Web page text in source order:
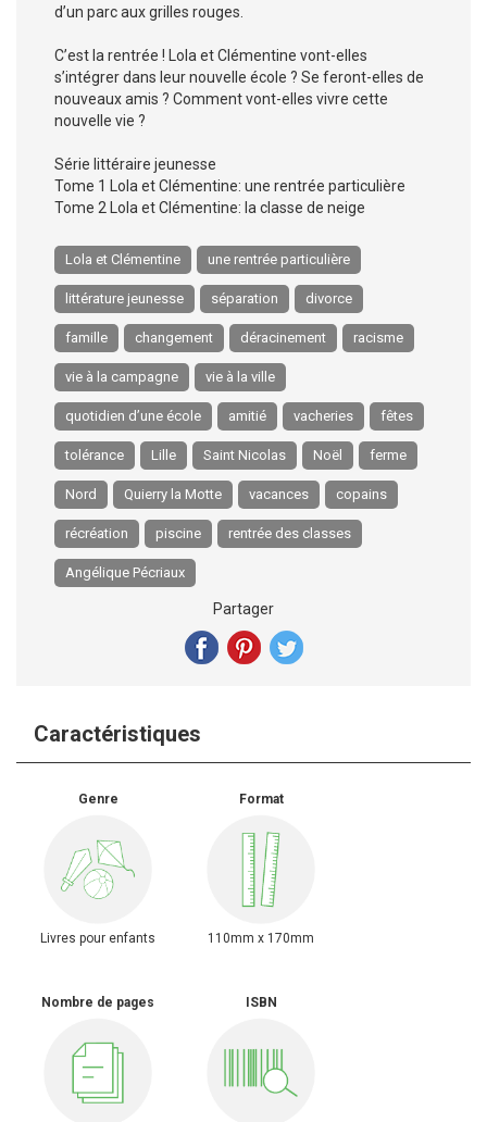
d’un parc aux grilles rouges.
C’est la rentrée ! Lola et Clémentine vont-elles
s’intégrer dans leur nouvelle école ? Se feront-elles de
nouveaux amis ? Comment vont-elles vivre cette
nouvelle vie ?
Série littéraire jeunesse
Tome 1 Lola et Clémentine: une rentrée particulière
Tome 2 Lola et Clémentine: la classe de neige
Lola et Clémentine une rentrée particulière
littérature jeunesse séparation divorce
famille changement déracinement racisme
vie à la campagne vie à la ville
quotidien d’une école amitié vacheries fêtes
tolérance Lille Saint Nicolas Noël ferme
Nord Quierry la Motte vacances copains
récréation piscine rentrée des classes
Angélique Pécriaux
Partager
Caractéristiques
Genre
Livres pour enfants
Format
110mm x 170mm
Nombre de pages ISBN